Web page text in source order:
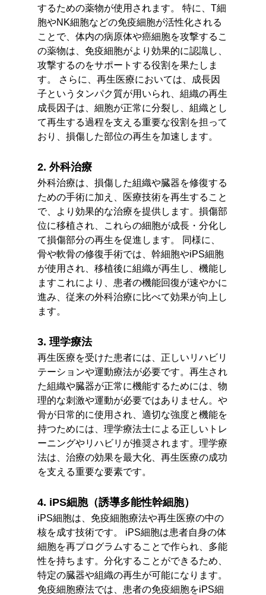
するための薬物が使用されます。 特に、T細
胞やNK細胞などの免疫細胞が活性化される
ことで、体内の病原体や癌細胞を攻撃するこ
の薬物は、免疫細胞がより効果的に認識し、
攻撃するのをサポートする役割を果たしま
す。 さらに、再生医療においては、成長因
子というタンパク質が用いられ、組織の再生
成長因子は、細胞が正常に分裂し、組織とし
て再生する過程を支える重要な役割を担って
おり、損傷した部位の再生を加速します。
2. 外科治療
外科治療は、損傷した組織や臓器を修復する
ための手術に加え、医療技術を再生すること
で、より効果的な治療を提供します。損傷部
位に移植され、これらの細胞が成長・分化し
て損傷部分の再生を促進します。 同様に、
骨や軟骨の修復手術では、幹細胞やiPS細胞
が使用され、移植後に組織が再生し、機能し
ますこれにより、患者の機能回復が速やかに
進み、従来の外科治療に比べて効果が向上し
ます。
3. 理学療法
再生医療を受けた患者には、正しいリハビリ
テーションや運動療法が必要です。再生され
た組織や臓器が正常に機能するためには、物
理​​的な刺激や運動が必要ではありません。や
骨が日常的に使用され、適切な強度と機能を
持つためには、理学療法士による正しいトレ
ーニングやリハビリが推奨されます。理学療
法は、治療の効果を最大化、再生医療の成功
を支える重要な要素です。
4. iPS細胞（誘導多能性幹細胞）
iPS細胞は、免疫細胞療法や再生医療の中の
核を成す技術です。 iPS細胞は患者自身の体
細胞を再プログラムすることで作られ、多能
性を持ちます。分化することができるため、
特定の臓器や組織の再生が可能になります。
免疫細胞療法では、患者の免疫細胞をiPS細